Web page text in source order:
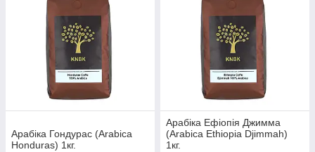
Арабіка Гондурас (Arabica
Honduras) 1кг.
Арабіка Ефіопія Джимма
(Arabica Ethiopia Djimmah)
1кг.